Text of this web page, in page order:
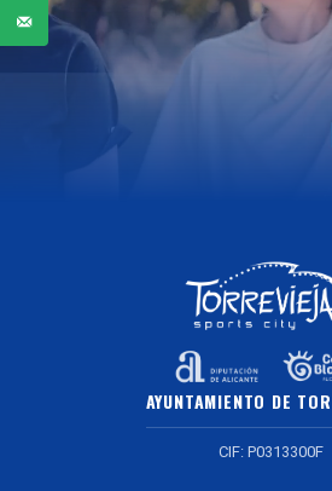
AYUNTAMIENTO DE
CIF: P0313300F